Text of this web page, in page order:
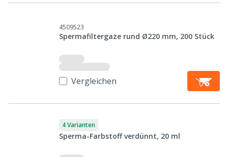
4509523
Spermafiltergaze rund Ø220 mm, 200 Stück
Vergleichen
4 Varianten
Sperma-Farbstoff verdünnt, 20 ml